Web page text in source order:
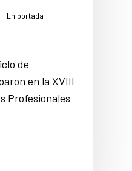
En portada
de
en la XVIII
Profesionales